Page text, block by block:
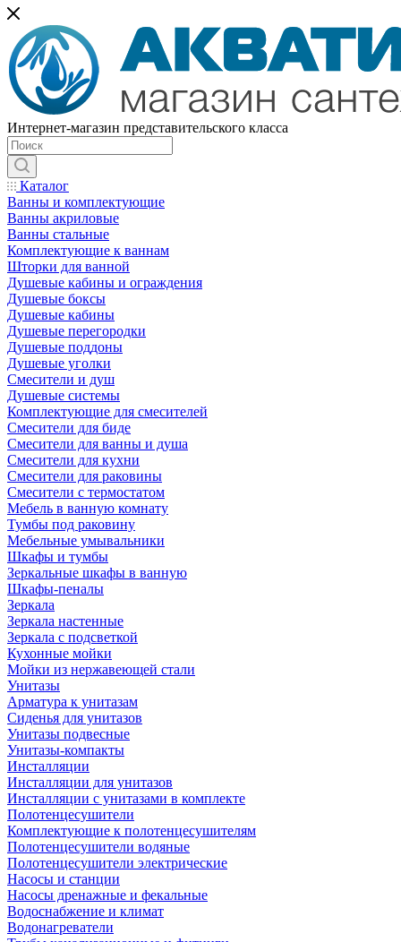
Интернет-магазин представительского класса
Каталог
Ванны и комплектующие
Ванны акриловые
Ванны стальные
Комплектующие к ваннам
Шторки для ванной
Душевые кабины и ограждения
Душевые боксы
Душевые кабины
Душевые перегородки
Душевые поддоны
Душевые уголки
Смесители и душ
Душевые системы
Комплектующие для смесителей
Смесители для биде
Смесители для ванны и душа
Смесители для кухни
Смесители для раковины
Смесители с термостатом
Мебель в ванную комнату
Тумбы под раковину
Мебельные умывальники
Шкафы и тумбы
Зеркальные шкафы в ванную
Шкафы-пеналы
Зеркала
Зеркала настенные
Зеркала с подсветкой
Кухонные мойки
Мойки из нержавеющей стали
Унитазы
Арматура к унитазам
Сиденья для унитазов
Унитазы подвесные
Унитазы-компакты
Инсталляции
Инсталляции для унитазов
Инсталляции с унитазами в комплекте
Полотенцесушители
Комплектующие к полотенцесушителям
Полотенцесушители водяные
Полотенцесушители электрические
Насосы и станции
Насосы дренажные и фекальные
Водоснабжение и климат
Водонагреватели